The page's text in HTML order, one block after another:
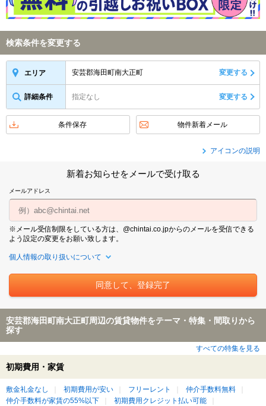
検索条件を変更する
エリア 安芸郡海田町南大正町 変更する
詳細条件 指定なし 変更する
条件保存 物件新着メール
アイコンの説明
新着お知らせをメールで受け取る
メールアドレス
※メール受信制限をしている方は、@chintai.co.jpからのメールを受信できる
よう設定の変更をお願い致します。
個人情報の取り扱いについて
安芸郡海田町南大正町周辺の賃貸物件をテーマ・特集・間取りから
探す
すべての特集を見る
初期費用・家賃
敷金礼金なし 初期費用が安い フリーレント
仲介手数料無料
仲介手数料が家賃の55%以下
初期費用クレジット払い可能